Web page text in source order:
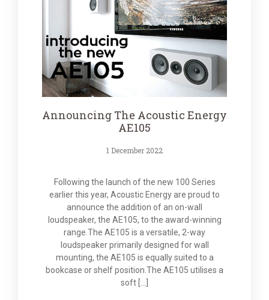
Announcing The Acoustic Energy
AE105
1 December 2022
Following the launch of the new 100 Series
earlier this year, Acoustic Energy are proud to
announce the addition of an on-wall
loudspeaker, the AE105, to the award-winning
range.The AE105 is a versatile, 2-way
loudspeaker primarily designed for wall
mounting, the AE105 is equally suited to a
bookcase or shelf position.The AE105 utilises a
soft […]